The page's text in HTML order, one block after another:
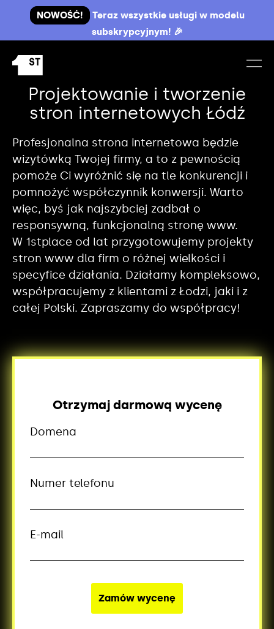
NOWOŚĆ!
Teraz wszystkie usługi w modelu
subskrypcyjnym! 🎉
Projektowanie i tworzenie
stron internetowych Łódź
Profesjonalna strona internetowa będzie
wizytówką Twojej firmy, a to z pewnością
pomoże Ci wyróżnić się na tle konkurencji i
pomnożyć współczynnik konwersji. Warto
więc, byś jak najszybciej zadbał o
responsywną, funkcjonalną stronę www.
W 1stplace od lat przygotowujemy projekty
stron www dla firm o różnej wielkości i
specyfice działania. Działamy kompleksowo,
współpracujemy z klientami z Łodzi, jaki i z
całej Polski. Zapraszamy do współpracy!
Otrzymaj darmową wycenę
Domena
Numer telefonu
E-mail